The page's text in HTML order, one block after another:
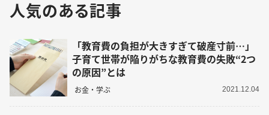
人気のある記事
「教育費の負担が大きすぎて破産寸前…」
子育て世帯が陥りがちな教育費の失敗“2つ
の原因”とは
お金・学ぶ 2021.12.04